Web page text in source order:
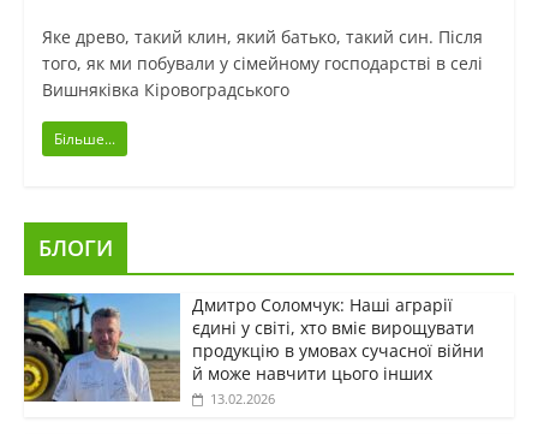
Яке древо, такий клин, який батько, такий син. Після
того, як ми побували у сімейному господарстві в селі
Вишняківка Кіровоградського
Більше...
БЛОГИ
Дмитро Соломчук: Наші аграрії
єдині у світі, хто вміє вирощувати
продукцію в умовах сучасної війни
й може навчити цього інших
13.02.2026